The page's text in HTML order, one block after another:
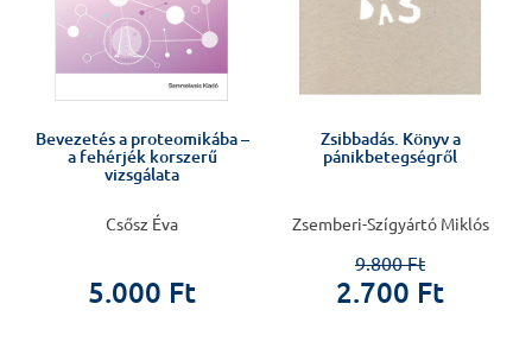
Bevezetés a proteomikába –
a fehérjék korszerű
vizsgálata
Csősz Éva
5.000 Ft
Zsibbadás. Könyv a
pánikbetegségről
Zsemberi-Szígyártó Miklós
9.800 Ft
2.700 Ft